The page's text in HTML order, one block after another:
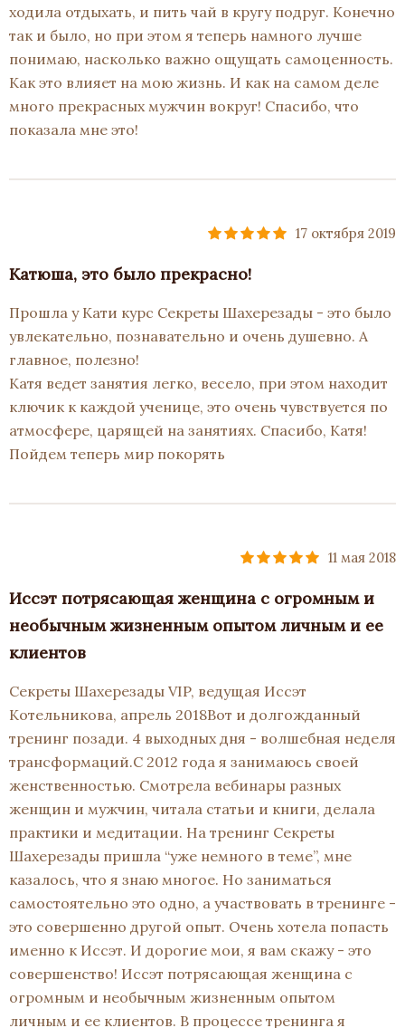
ходила отдыхать, и пить чай в кругу подруг. Конечно
так и было, но при этом я теперь намного лучше
понимаю, насколько важно ощущать самоценность.
Как это влияет на мою жизнь. И как на самом деле
много прекрасных мужчин вокруг! Спасибо, что
показала мне это!
17 октября 2019
Катюша, это было прекрасно!
Прошла у Кати курс Секреты Шахерезады - это было
увлекательно, познавательно и очень душевно. А
главное, полезно!
Катя ведет занятия легко, весело, при этом находит
ключик к каждой ученице, это очень чувствуется по
атмосфере, царящей на занятиях. Спасибо, Катя!
Пойдем теперь мир покорять
11 мая 2018
Иссэт потрясающая женщина с огромным и
необычным жизненным опытом личным и ее
клиентов
Секреты Шахерезады VIP, ведущая Иссэт
Котельникова, апрель 2018Вот и долгожданный
тренинг позади. 4 выходных дня - волшебная неделя
трансформаций.С 2012 года я занимаюсь своей
женственностью. Смотрела вебинары разных
женщин и мужчин, читала статьи и книги, делала
практики и медитации. На тренинг Секреты
Шахерезады пришла “уже немного в теме”, мне
казалось, что я знаю многое. Но заниматься
самостоятельно это одно, а участвовать в тренинге -
это совершенно другой опыт. Очень хотела попасть
именно к Иссэт. И дорогие мои, я вам скажу - это
совершенство! Иссэт потрясающая женщина с
огромным и необычным жизненным опытом
личным и ее клиентов. В процессе тренинга я